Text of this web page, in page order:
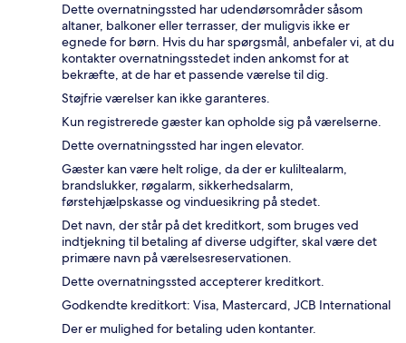
Dette overnatningssted har udendørsområder såsom
altaner, balkoner eller terrasser, der muligvis ikke er
egnede for børn. Hvis du har spørgsmål, anbefaler vi, at du
kontakter overnatningsstedet inden ankomst for at
bekræfte, at de har et passende værelse til dig.
Støjfrie værelser kan ikke garanteres.
Kun registrerede gæster kan opholde sig på værelserne.
Dette overnatningssted har ingen elevator.
Gæster kan være helt rolige, da der er kuliltealarm,
brandslukker, røgalarm, sikkerhedsalarm,
førstehjælpskasse og vinduesikring på stedet.
Det navn, der står på det kreditkort, som bruges ved
indtjekning til betaling af diverse udgifter, skal være det
primære navn på værelsesreservationen.
Dette overnatningssted accepterer kreditkort.
Godkendte kreditkort: Visa, Mastercard, JCB International
Der er mulighed for betaling uden kontanter.